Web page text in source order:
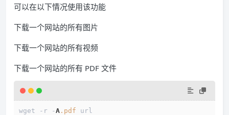
可以在以下情况使用该功能
下载一个网站的所有图片
下载一个网站的所有视频
下载一个网站的所有 PDF 文件
wget -r -A .pdf